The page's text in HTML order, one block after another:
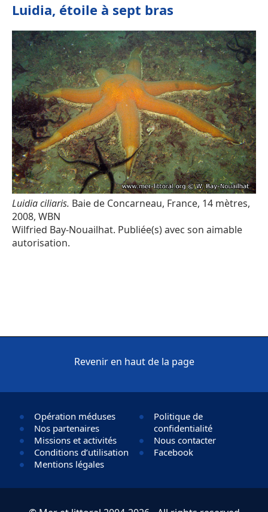
Luidia, étoile à sept bras
Luidia ciliaris. Baie de Concarneau, France, 14 mètres,
2008, WBN
Wilfried Bay-Nouailhat. Publiée(s) avec son aimable
autorisation.
Revenir en haut de la page
Opération méduses
Nos partenaires
Missions et activités
Conditions d’utilisation
Mentions légales
Politique de
confidentialité
Nous contacter
Facebook